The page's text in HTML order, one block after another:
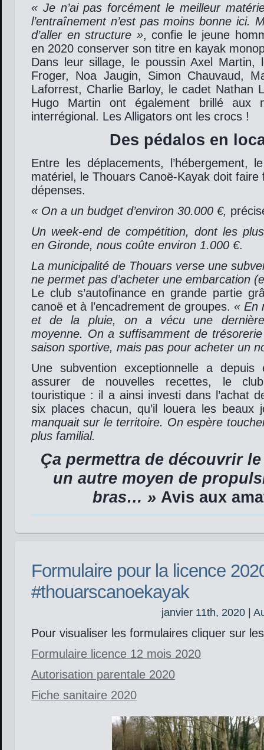
« Je n’ai pas forcément le meilleur
l’entraînement n’est pas moins bonne ici.
d’aller en structure », confie le jeune
en 2020 conserver son titre en kayak
Dans leur sillage, le poussin Axel Martin,
Froger, Noa Jaugin, Simon Chauvaud,
Laforrest, Charlie Barloy, le cadet Nathan
Hugo Martin ont également brillé aux
interrégional. Les Alligators ont les crocs !
Des pédalos en
Entre les déplacements, l’hébergement,
matériel, le Thouars Canoë-Kayak doit faire
dépenses.
« On a un budget d’environ 30.000 €,
Un week-end de compétition, dont les
en Gironde, nous coûte environ 1.000 €.
La municipalité de Thouars verse une
ne permet pas d’acheter une embarcation
Le club s’autofinance en grande partie
canoë et à l’encadrement de groupes.« En
et de la pluie, on a vécu une dernière
moyenne. On a suffisamment de
saison sportive, mais pas pour acheter un
Une subvention exceptionnelle a
assurer de nouvelles recettes, le
touristique : il a ainsi investi dans l’achat
six places chacun, qu’il louera les beaux
manquait sur le territoire. On espère
plus familial.
Ça permettra de découvrir
un autre moyen de
bras… » Avis aux
Formulaire pour la licence
#thouarscanoekayak
janvier 11th, 2020 |
Pour visualiser les formulaires cliquer sur
Formulaire licence 12 mois 2020
Autorisation parentale 2020
Fiche sanitaire 2020